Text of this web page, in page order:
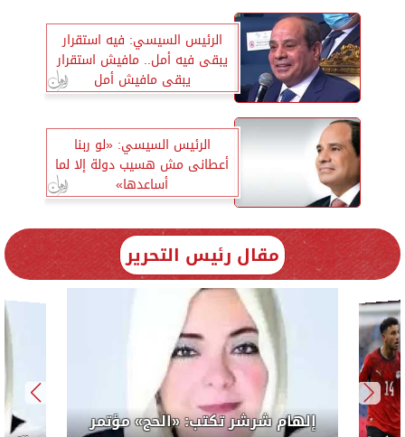
الرئيس السيسي: فيه استقرار
يبقى فيه أمل.. مافيش استقرار
يبقى مافيش أمل
الرئيس السيسي: «لو ربنا
أعطانى مش هسيب دولة إلا لما
أساعدها»
مقال رئيس التحرير